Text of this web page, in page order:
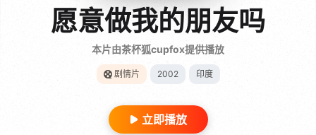
愿意做我的朋友吗
本片由茶杯狐cupfox提供播放
剧情片 2002 印度
立即播放